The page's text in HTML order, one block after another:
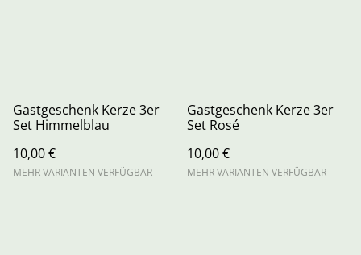
Gastgeschenk Kerze 3er
Set Himmelblau
10,00 €
MEHR VARIANTEN VERFÜGBAR
Gastgeschenk Kerze 3er
Set Rosé
10,00 €
MEHR VARIANTEN VERFÜGBAR